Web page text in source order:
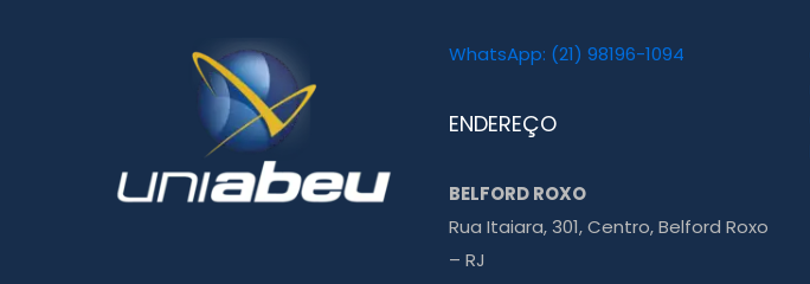
WhatsApp: (21) 98196-1094
ENDEREÇO
BELFORD ROXO
Rua Itaiara, 301, Centro, Belford Roxo
– RJ